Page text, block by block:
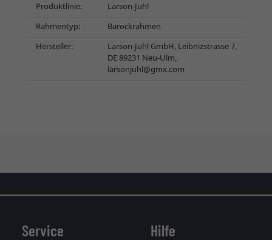
Produktlinie:
Larson-Juhl
Rahmentyp:
Barockrahmen
Hersteller:
Larson-Juhl GmbH, Leibnizstrasse 7,
DE 89231 Neu-Ulm,
larsonjuhl@gmx.com
Service Hilfe